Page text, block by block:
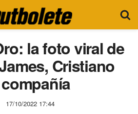
la foto viral de
Cristiano
17/10/2022 17:44